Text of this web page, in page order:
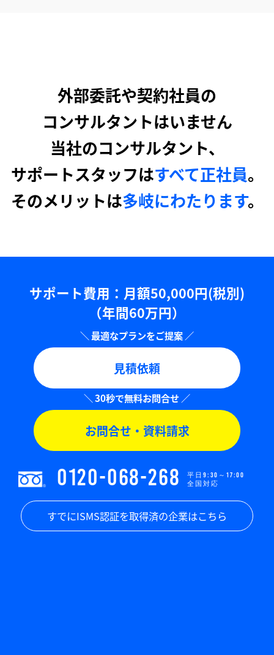
外部委託や契約社員の
コンサルタントはいません
当社のコンサルタント、
サポートスタッフはすべて正社員。
そのメリットは多岐にわたります。
サポート費用：⽉額50,000円(税別)
（年間60万円）
見積依頼
お問合せ・資料請求
0120-068-268
平日9:30～17:00
全国対応
すでにISMS認証を取得済の企業はこちら